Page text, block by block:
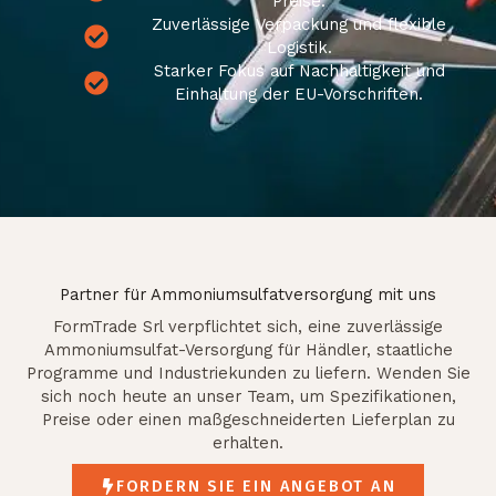
Zuverlässige Verpackung und flexible
Logistik.
Starker Fokus auf Nachhaltigkeit und
Einhaltung der EU-Vorschriften.
Partner für Ammoniumsulfatversorgung mit uns
FormTrade Srl verpflichtet sich, eine zuverlässige
Ammoniumsulfat-Versorgung für Händler, staatliche
Programme und Industriekunden zu liefern. Wenden Sie
sich noch heute an unser Team, um Spezifikationen,
Preise oder einen maßgeschneiderten Lieferplan zu
erhalten.
FORDERN SIE EIN ANGEBOT AN